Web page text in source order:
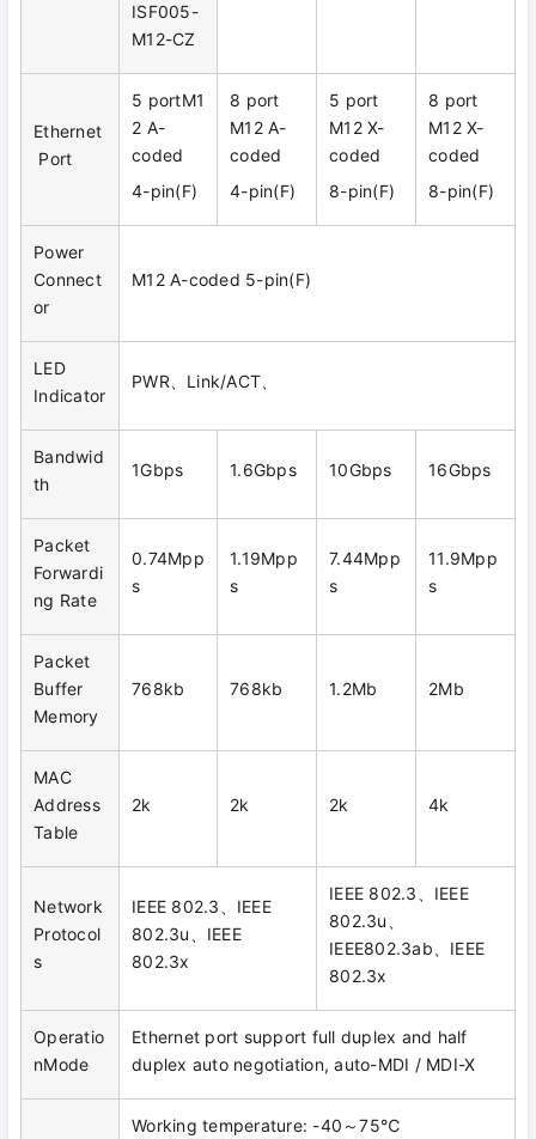
ISF005-
M12-CZ
Ethernet
Port
5 portM1
2 A-
coded
4-pin(F)
8 port
M12 A-
coded
4-pin(F)
5 port
M12 X-
coded
8-pin(F)
8 port
M12 X-
coded
8-pin(F)
Power
Connect
or
M12 A-coded 5-pin(F)
LED
Indicator
PWR、Link/ACT、
Bandwid
th
1Gbps 1.6Gbps 10Gbps 16Gbps
Packet
Forwardi
ng Rate
0.74Mpp
s
1.19Mpp
s
7.44Mpp
s
11.9Mpp
s
Packet
Buffer
Memory
768kb 768kb 1.2Mb 2Mb
MAC
Address
Table
2k 2k 2k 4k
Network
Protocol
s
IEEE 802.3、IEEE
802.3u、IEEE
802.3x
IEEE 802.3、IEEE
802.3u、
IEEE802.3ab、IEEE
802.3x
Operatio
nMode
Ethernet port support full duplex and half
duplex auto negotiation, auto-MDI / MDI-X
Working temperature: -40～75℃